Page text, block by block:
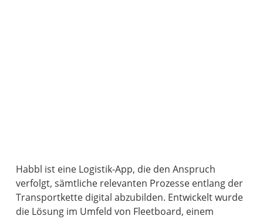
Habbl ist eine Logistik-App, die den Anspruch
verfolgt, sämtliche relevanten Prozesse entlang der
Transportkette digital abzubilden. Entwickelt wurde
die Lösung im Umfeld von Fleetboard, einem